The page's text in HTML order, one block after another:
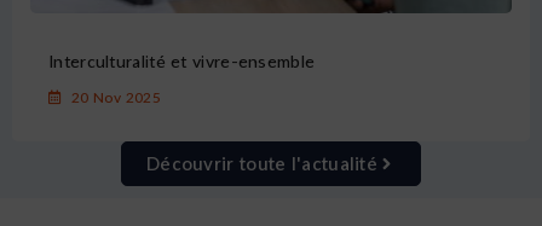
Interculturalité et vivre-ensemble
20 Nov 2025
Découvrir toute l'actualité